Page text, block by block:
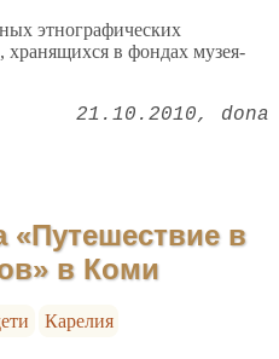
этнографических
в фондах музея-
21.10.2010 dona
«Путешествие в
в Коми
Карелия